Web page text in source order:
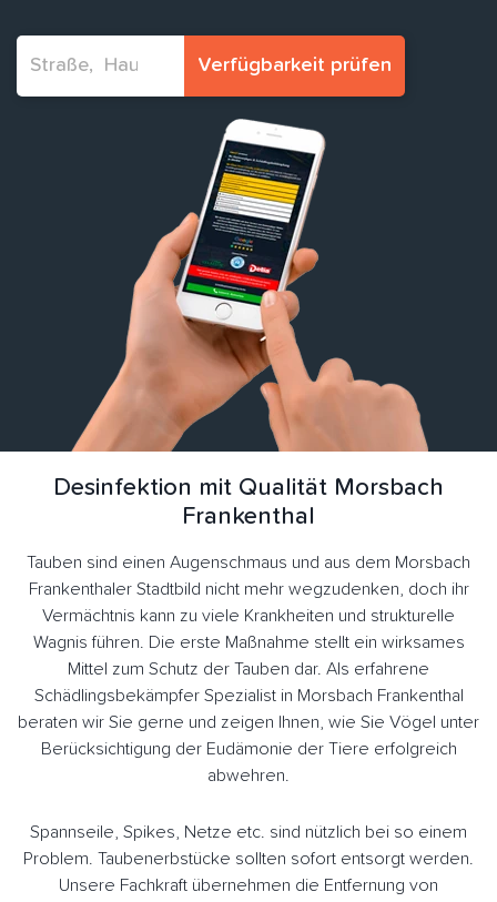
Verfügbarkeit prüfen
Desinfektion mit Qualität Morsbach
Frankenthal
Tauben sind einen Augenschmaus und aus dem Morsbach
Frankenthaler Stadtbild nicht mehr wegzudenken, doch ihr
Vermächtnis kann zu viele Krankheiten und strukturelle
Wagnis führen. Die erste Maßnahme stellt ein wirksames
Mittel zum Schutz der Tauben dar. Als erfahrene
Schädlingsbekämpfer Spezialist in Morsbach Frankenthal
beraten wir Sie gerne und zeigen Ihnen, wie Sie Vögel unter
Berücksichtigung der Eudämonie der Tiere erfolgreich
abwehren.
Spannseile, Spikes, Netze etc. sind nützlich bei so einem
Problem. Taubenerbstücke sollten sofort entsorgt werden.
Unsere Fachkraft übernehmen die Entfernung von